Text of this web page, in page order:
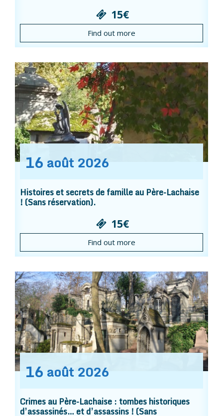
15€
Find out more
16 août 2026
Histoires et secrets de famille au Père-Lachaise
! (Sans réservation).
15€
Find out more
16 août 2026
Crimes au Père-Lachaise : tombes historiques
d’assassinés… et d’assassins ! (Sans